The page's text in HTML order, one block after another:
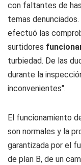
con faltantes de
temas
efectuó las
surtidores
turbiedad. De las
durante la
inconvenientes".
El funcionamiento
son normales y la
garantizada por el
de plan B, de un